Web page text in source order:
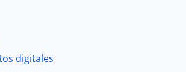
digitales